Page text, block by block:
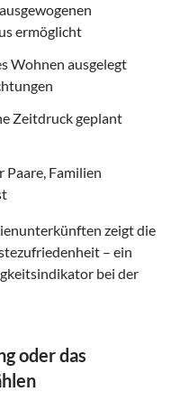
ermöglicht
Wohnen ausgelegt
Zeitdruck geplant
Paare, Familien
zeigt die
– ein
bei der
oder das